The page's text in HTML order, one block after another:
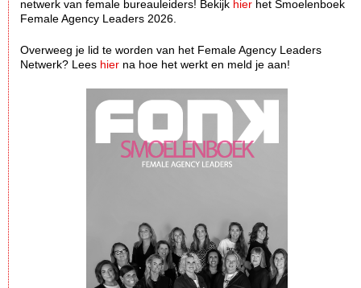
netwerk van female bureauleiders! Bekijk hier het Smoelenboek
Female Agency Leaders 2026.
Overweeg je lid te worden van het Female Agency Leaders
Netwerk? Lees hier na hoe het werkt en meld je aan!